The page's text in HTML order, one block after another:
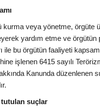
kurma veya yönetme, örgüte
yardım etme ve örgütün
ile bu örgütün faaliyeti
işlenen 6415 sayılı
Kanunda düzenlenen
tutulan suçlar